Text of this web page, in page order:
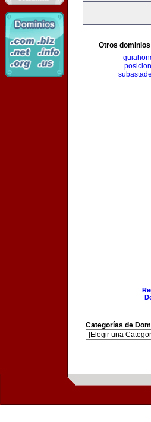
Otros
Categorías de